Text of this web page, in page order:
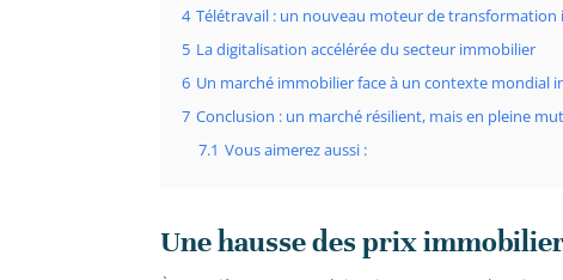
4 Télétravail : un nouveau moteur de transformation
5 La digitalisation accélérée du secteur immobilier
6 Un marché immobilier face à un contexte mondial
7 Conclusion : un marché résilient, mais en pleine
7.1 Vous aimerez aussi :
Une hausse des prix